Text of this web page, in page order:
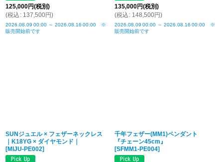
125,000円(税別)
(税込 : 137,500円)
2026.08.09 00:00 ～ 2026.08.16 00:00 ※
販売開始前です
135,000円(税別)
(税込 : 148,500円)
2026.08.09 00:00 ～ 2026.08.16 00:00 ※
販売開始前です
SUNジュエル × フェザーネックレス
｜K18YG × ダイヤモンド｜
[MIJU-PE002]
千年フェザー(MM1)ペンダント
『チェーン45cm』
[SFMM1-PE004]